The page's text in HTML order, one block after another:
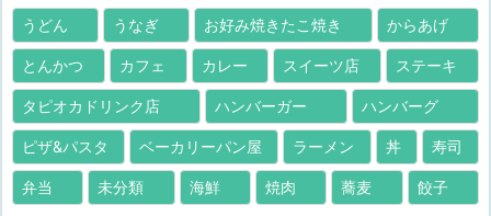
うどん うなぎ お好み焼きたこ焼き からあげ
とんかつ カフェ カレー スイーツ店 ステーキ
タピオカドリンク店 ハンバーガー ハンバーグ
ピザ&パスタ ベーカリーパン屋 ラーメン 丼 寿司
弁当 未分類 海鮮 焼肉 蕎麦 餃子